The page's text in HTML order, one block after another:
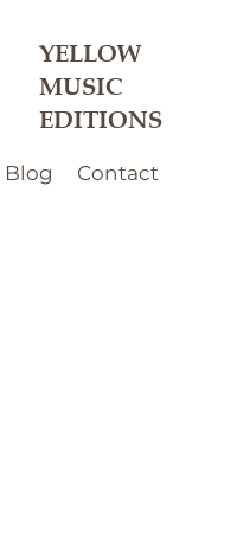
YELLOW
MUSIC
EDITIONS
Blog Contact